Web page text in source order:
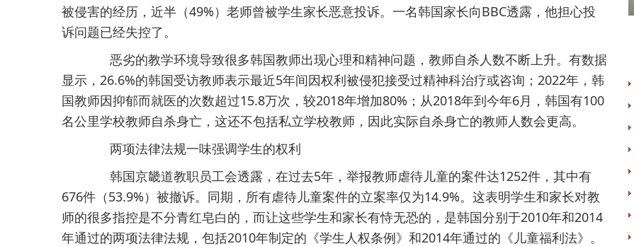
被侵害的经历，近半（49%）老师曾被学生家长恶意投诉。一名韩国家长向BBC透露，他担心投
诉问题已经失控了。
恶劣的教学环境导致很多韩国教师出现心理和精神问题，教师自杀人数不断上升。有数据
显示，26.6%的韩国受访教师表示最近5年间因权利被侵犯接受过精神科治疗或咨询；2022年，韩
国教师因抑郁而就医的次数超过15.8万次，较2018年增加80%；从2018年到今年6月，韩国有100
名公里学校教师自杀身亡，这还不包括私立学校教师，因此实际自杀身亡的教师人数会更高。
两项法律法规一味强调学生的权利
韩国京畿道教职员工会透露，在过去5年，举报教师虐待儿童的案件达1252件，其中有
676件（53.9%）被撤诉。同期，所有虐待儿童案件的立案率仅为14.9%。这表明学生和家长对教
师的很多指控是不分青红皂白的，而让这些学生和家长有恃无恐的，是韩国分别于2010年和2014
年通过的两项法律法规，包括2010年制定的《学生人权条例》和2014年通过的《儿童福利法》。